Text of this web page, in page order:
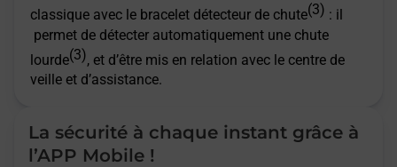
classique avec le bracelet détecteur de chute(3) : il
permet de détecter automatiquement une chute
lourde(3), et d’être mis en relation avec le centre de
veille et d’assistance.
La sécurité à chaque instant grâce à
l’APP Mobile !